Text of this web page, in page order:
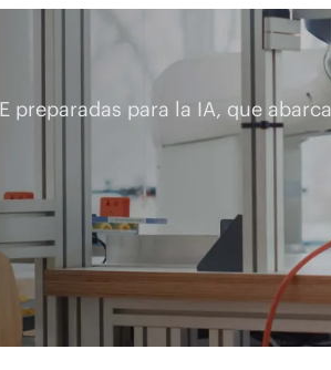
preparadas para la IA, que